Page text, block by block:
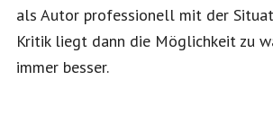
als Autor professionell mit der
Kritik liegt dann die Möglichkeit zu
immer besser.